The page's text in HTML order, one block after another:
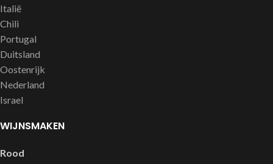
Italië
Chili
Portugal
Duitsland
Oostenrijk
Nederland
Israel
WIJNSMAKEN
Rood